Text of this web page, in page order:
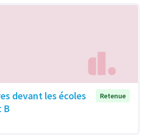
devant les écoles
B
Retenue